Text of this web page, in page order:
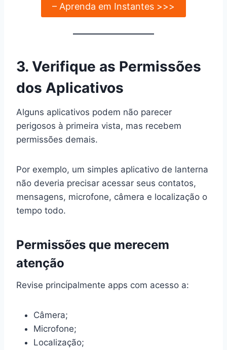
– Aprenda em Instantes >>>
3. Verifique as Permissões
dos Aplicativos
Alguns aplicativos podem não parecer
perigosos à primeira vista, mas recebem
permissões demais.
Por exemplo, um simples aplicativo de lanterna
não deveria precisar acessar seus contatos,
mensagens, microfone, câmera e localização o
tempo todo.
Permissões que merecem
atenção
Revise principalmente apps com acesso a:
Câmera;
Microfone;
Localização;